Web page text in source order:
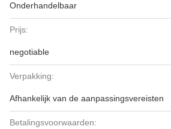
Onderhandelbaar
Prijs:
negotiable
Verpakking:
Afhankelijk van de aanpassingsvereisten
Betalingsvoorwaarden: